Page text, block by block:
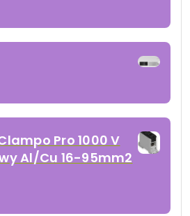
Pro 1000 V
Al/Cu 16-95mm2